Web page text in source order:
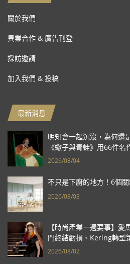
關於我們
異業合作 & 廣告刊登
採訪邀請
加入我們 & 投稿
最新消息
明知會一起沉沒，為何還
《蠍子與青蛙》用66件名
2026/08/04
不只是下廚的地方！6個
2026/08/03
【時尚產業一週要事】
門終結虧損、Kering轉型
報亮眼
2026/08/02